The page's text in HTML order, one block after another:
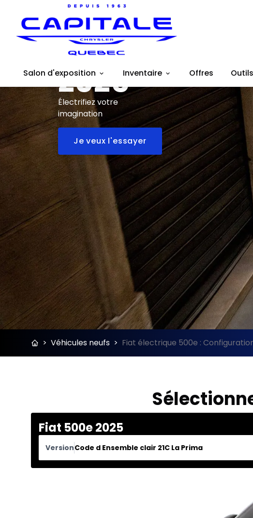
Salon d'exposition Inventaire Offres
Fiat
500e
2025
Électrifiez votre
imagination
Je veux l'essayer
> Véhicules neufs > Fiat électrique 500e :
Fiat 500e 2025
VersionCode d Ensemble clair 21C La Prima